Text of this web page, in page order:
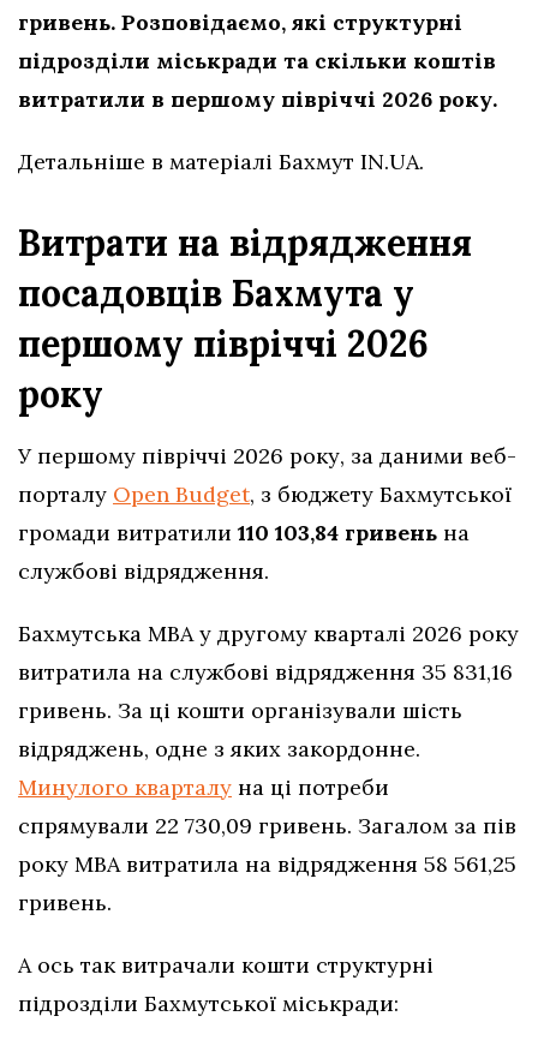
гривень. Розповідаємо, які структурні
підрозділи міськради та скільки коштів
витратили в першому півріччі 2026 року.
Детальніше в матеріалі Бахмут IN.UA.
Витрати на відрядження
посадовців Бахмута у
першому півріччі 2026
року
У першому півріччі 2026 року, за даними веб-
порталу Open Budget, з бюджету Бахмутської
громади витратили 110 103,84 гривень на
службові відрядження.
Бахмутська МВА у другому кварталі 2026 року
витратила на службові відрядження 35 831,16
гривень. За ці кошти організували шість
відряджень, одне з яких закордонне.
Минулого кварталу на ці потреби
спрямували 22 730,09 гривень. Загалом за пів
року МВА витратила на відрядження 58 561,25
гривень.
А ось так витрачали кошти структурні
підрозділи Бахмутської міськради: